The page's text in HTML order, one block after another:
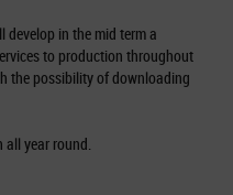
develop in the mid term a
to production throughout
the possibility of downloading
all year round.